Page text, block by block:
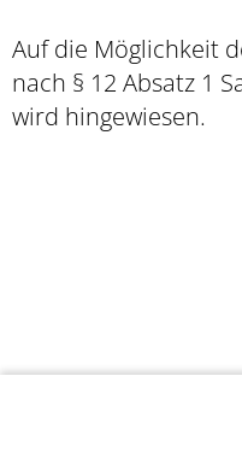
Auf die Möglichkeit
nach § 12 Absatz 1
wird hingewiesen.